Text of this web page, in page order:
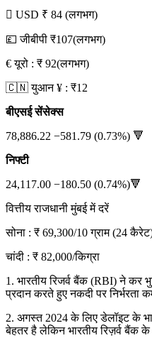
 USD ₹ 84 (लगभग)
💷 जीबीपी ₹107(लगभग)
€ यूरो : ₹ 92(लगभग)
🇨🇳 युआन ¥ : ₹12
बीएसई सेंसेक्स
78,886.22 −581.79 (0.73%) 🔻
निफ्टी
24,117.00 −180.50 (0.74%)🔻
वित्तीय राजधानी मुंबई में दरें
सोना : ₹ 69,300/10 ग्राम (24
चांदी : ₹ 82,000/किग्रा
1. भारतीय रिजर्व बैंक (RBI) ने कर
प्रदान करते हुए नकदी पर निर्भरता
2. अगस्त 2024 के लिए डेलॉइट के
बेहतर है लेकिन भारतीय रिज़र्व बैंक के